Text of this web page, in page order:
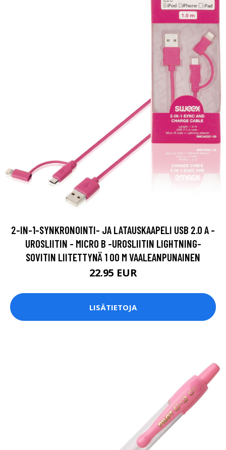
2-IN-1-SYNKRONOINTI- JA LATAUSKAAPELI USB 2.0 A -
UROSLIITIN - MICRO B -UROSLIITIN LIGHTNING-
SOVITIN LIITETTYNÄ 1 00 M VAALEANPUNAINEN
22.95 EUR
LISÄTIETOJA